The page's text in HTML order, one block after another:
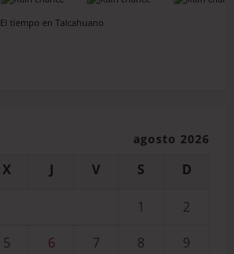
El tiempo en Talcahuano
agosto 2026
X J V S D
1
2
5 6 7 8
9